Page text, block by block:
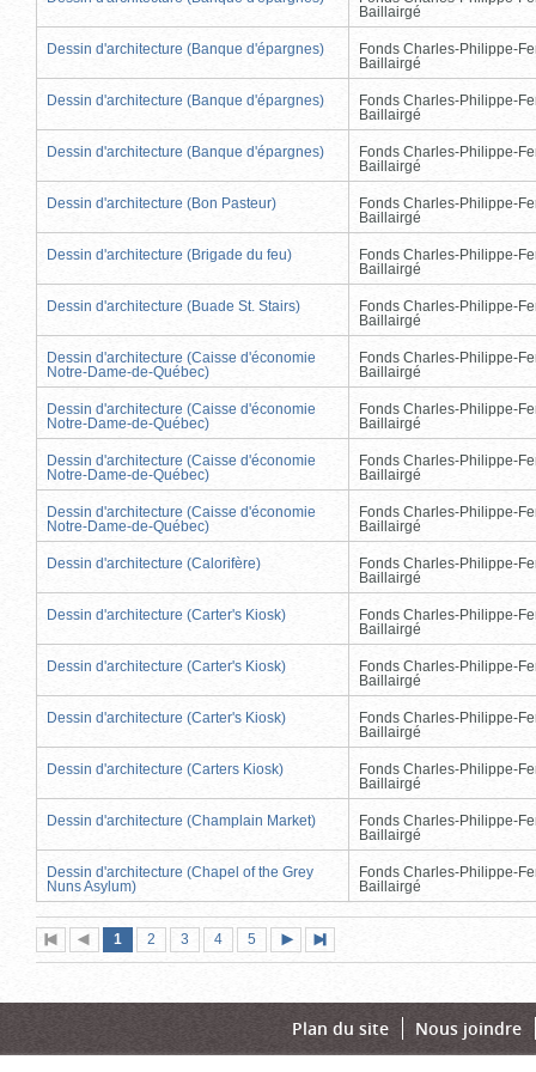
Baillairgé
Dessin d'architecture (Banque d'épargnes)
Fonds Charles-Philippe-
Baillairgé
Dessin d'architecture (Banque d'épargnes)
Fonds Charles-Philippe-
Baillairgé
Dessin d'architecture (Banque d'épargnes)
Fonds Charles-Philippe-
Baillairgé
Dessin d'architecture (Bon Pasteur)
Fonds Charles-Philippe-
Baillairgé
Dessin d'architecture (Brigade du feu)
Fonds Charles-Philippe-
Baillairgé
Dessin d'architecture (Buade St. Stairs)
Fonds Charles-Philippe-
Baillairgé
Dessin d'architecture (Caisse d'économie
Notre-Dame-de-Québec)
Fonds Charles-Philippe-
Baillairgé
Dessin d'architecture (Caisse d'économie
Notre-Dame-de-Québec)
Fonds Charles-Philippe-
Baillairgé
Dessin d'architecture (Caisse d'économie
Notre-Dame-de-Québec)
Fonds Charles-Philippe-
Baillairgé
Dessin d'architecture (Caisse d'économie
Notre-Dame-de-Québec)
Fonds Charles-Philippe-
Baillairgé
Dessin d'architecture (Calorifère)
Fonds Charles-Philippe-
Baillairgé
Dessin d'architecture (Carter's Kiosk)
Fonds Charles-Philippe-
Baillairgé
Dessin d'architecture (Carter's Kiosk)
Fonds Charles-Philippe-
Baillairgé
Dessin d'architecture (Carter's Kiosk)
Fonds Charles-Philippe-
Baillairgé
Dessin d'architecture (Carters Kiosk)
Fonds Charles-Philippe-
Baillairgé
Dessin d'architecture (Champlain Market)
Fonds Charles-Philippe-
Baillairgé
Dessin d'architecture (Chapel of the Grey
Nuns Asylum)
Fonds Charles-Philippe-
Baillairgé
Première
page
Page
précédente
Page
1 (page
actuelle)
Page
2 Page
3 Page
4 Page
5
suivante
page
Plan du site Nous joindre